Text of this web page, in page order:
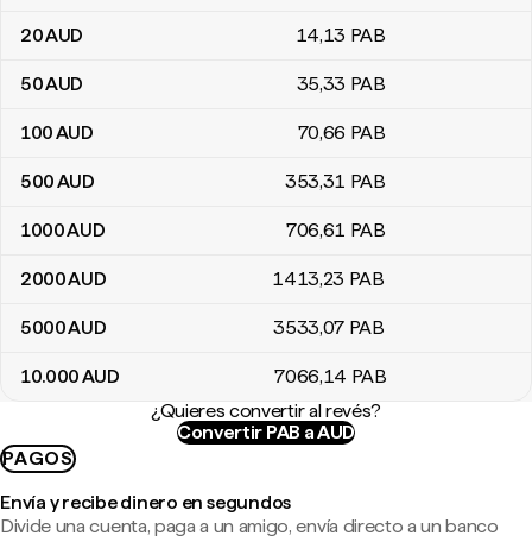
20AUD 14,13 PAB
50AUD 35,33 PAB
100AUD 70,66 PAB
500AUD 353,31 PAB
1000AUD 706,61 PAB
2000AUD 1413,23 PAB
5000AUD 3533,07 PAB
10.000AUD 7066,14 PAB
¿Quieres convertir al revés?
Convertir PAB a AUD
PAGOS
Envía y recibe dinero en segundos
Divide una cuenta, paga a un amigo, envía directo a un banco